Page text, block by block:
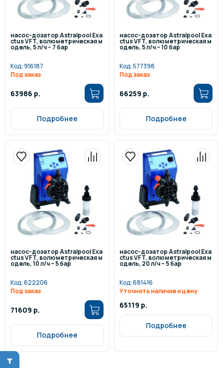
насос-дозатор Astralpool Exa
ctus VFT, волюметрическая м
одель, 5 л/ч – 7 бар
Код:916187
Под заказ
63986 р.
Подробнее
насос-дозатор Astralpool Exa
ctus VFT, волюметрическая м
одель, 5 л/ч – 10 бар
Код:577398
Под заказ
66259 р.
Подробнее
насос-дозатор Astralpool Exa
ctus VFT, волюметрическая м
одель, 10 л/ч – 5 бар
Код:622206
Под заказ
71609 р.
Подробнее
насос-дозатор Astralpool Exa
ctus VFT, волюметрическая м
одель, 20 л/ч – 5 бар
Код:681416
Уточнить наличие и цену
65119 р.
Подробнее